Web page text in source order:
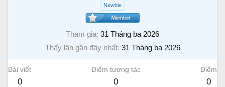
Newbie
Tham gia 31 Tháng ba 2026
Thấy lần gần đây nhất 31 Tháng ba 2026
Bài viết
0
Điểm tương tác
0
Điểm
0